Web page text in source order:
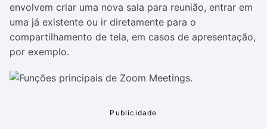
envolvem criar uma nova sala para reunião, entrar em
uma já existente ou ir diretamente para o
compartilhamento de tela, em casos de apresentação,
por exemplo.